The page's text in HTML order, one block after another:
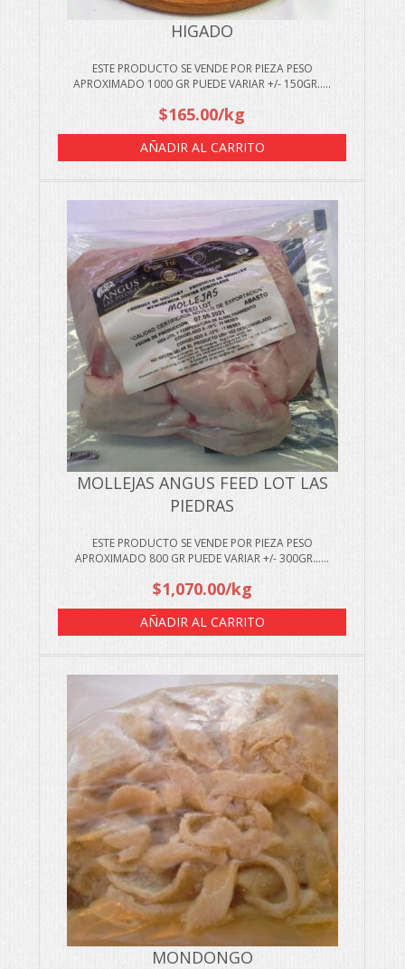
HIGADO
ESTE PRODUCTO SE VENDE POR PIEZA PESO
APROXIMADO 1000 GR PUEDE VARIAR +/- 150GR.....
$165.00/kg
AÑADIR AL CARRITO
MOLLEJAS ANGUS FEED LOT LAS
PIEDRAS
ESTE PRODUCTO SE VENDE POR PIEZA PESO
APROXIMADO 800 GR PUEDE VARIAR +/- 300GR…...
$1,070.00/kg
AÑADIR AL CARRITO
MONDONGO